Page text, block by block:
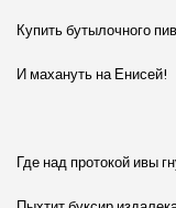
Купить бутылочного
И махануть на Енисей!
Где над протокой ивы